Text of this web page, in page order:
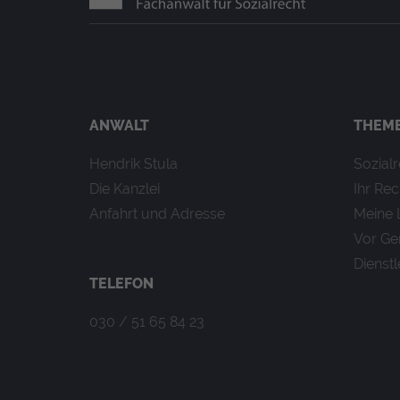
ANWALT
Hendrik Stula
Die Kanzlei
Anfahrt und Adresse
TELEFON
030 / 51 65 84 23
Ihr
Meine
Vor
Datenschutzerklärung
Statistik
Statistik Cookies erfassen
Speichert für jeden Besucher